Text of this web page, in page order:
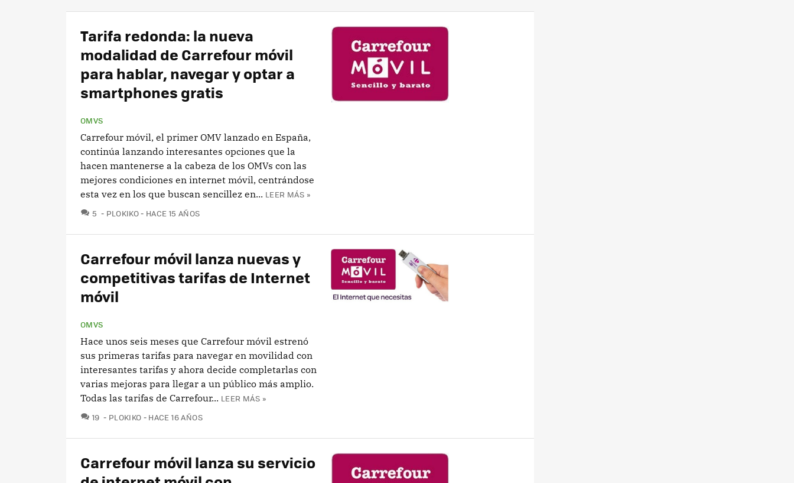
Tarifa redonda: la nueva
modalidad de Carrefour móvil
para hablar, navegar y optar a
smartphones gratis
OMVS
Carrefour móvil, el primer OMV lanzado en España,
continúa lanzando interesantes opciones que la
hacen mantenerse a la cabeza de los OMVs con las
mejores condiciones en internet móvil, centrándose
esta vez en los que buscan sencillez en... LEER MÁS »
5 COMENTARIOS
PLOKIKO HACE 15 AÑOS
Carrefour móvil lanza nuevas y
competitivas tarifas de Internet
móvil
OMVS
Hace unos seis meses que Carrefour móvil estrenó
sus primeras tarifas para navegar en movilidad con
interesantes tarifas y ahora decide completarlas con
varias mejoras para llegar a un público más amplio.
Todas las tarifas de Carrefour... LEER MÁS »
19 COMENTARIOS
PLOKIKO HACE 16 AÑOS
Carrefour móvil lanza su servicio